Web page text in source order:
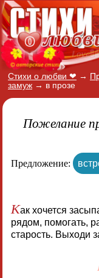
Стихи о любви ❤ →
замуж → в прозе
Пожелание
Предложение:
Как хочется
рядом, помогать,
старость. Выходи